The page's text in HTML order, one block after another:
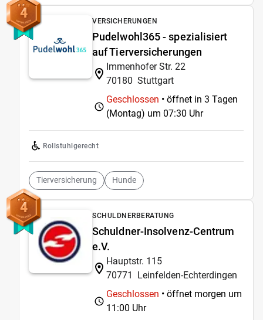
4 VERSICHERUNGEN
Pudelwohl365 - spezialisiert
auf Tierversicherungen
Immenhofer Str. 22
70180 Stuttgart
Geschlossen • öffnet in 3 Tagen
(Montag) um 07:30 Uhr
Rollstuhlgerecht
Tierversicherung Hunde
4 SCHULDNERBERATUNG
Schuldner-Insolvenz-Centrum
e.V.
Hauptstr. 115
70771
Leinfelden-Echterdingen
Geschlossen • öffnet morgen um
11:00 Uhr